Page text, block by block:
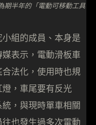
期半年的「電動可移動工具
組的成員、本身是
表示，電動滑板車
法化，使用時也規
，車尾要有反光
，與現時單車相關
也發生過多次電動